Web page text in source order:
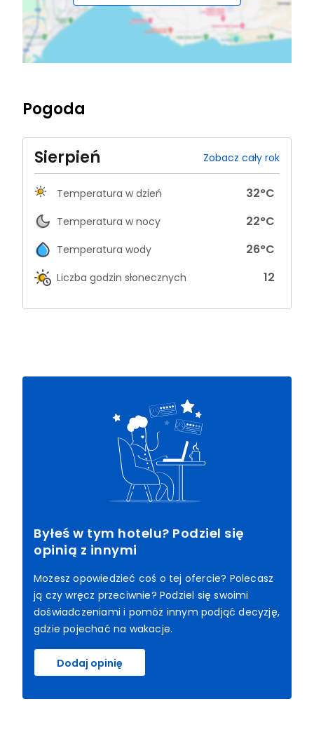
Pogoda
Sierpień Zobacz cały rok
Temperatura w dzień 32°C
Temperatura w nocy 22°C
Temperatura wody 26°C
Liczba godzin słonecznych 12
Byłeś w tym hotelu? Podziel się
opinią z innymi
Możesz opowiedzieć coś o tej ofercie? Polecasz
ją czy wręcz przeciwnie? Podziel się swoimi
doświadczeniami i pomóż innym podjąć decyzję,
gdzie pojechać na wakacje.
Dodaj opinię